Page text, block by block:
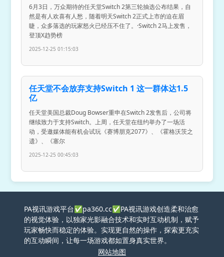
6月3日，万众期待的任天堂Switch 2第三轮抽选公布结果，自
然是有人欢喜有人愁，随着明天Switch 2正式上市的迫在眉
睫，众多落选的玩家怒火已经压不住了。·Switch 2马上发售，
登顶X趋势榜
2025-12-25 01:15:03
任天堂不会放弃支持Switch 1 这一群体达1.5
亿
任天堂美国总裁Doug Bowser重申在Switch 2发售后，公司将
继续致力于支持Switch。上周，任天堂在纽约举办了一场活
动，受邀媒体能有机会试玩《赛博朋克2077》、《霍格沃茨之
遗》、《塞尔
2025-12-25 00:45:03
PA视讯游戏平台✅pa360.cc✅PA视讯游戏创造柔和治愈
的视觉体验，以独家光影融合技术和实时互动机制，赋予
玩家畅快而稳定的体验。实现更自然的操作，探索更充实
的互动瞬间，让每一场游戏都如置身真实世界。
网站地图